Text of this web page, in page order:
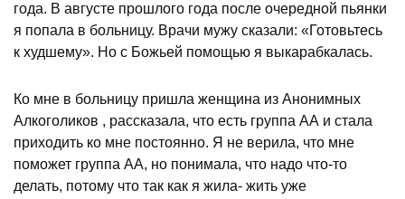
года. В августе прошлого года после очередной пьянки
я попала в больницу. Врачи мужу сказали: «Готовьтесь
к худшему». Но с Божьей помощью я выкарабкалась.
Ко мне в больницу пришла женщина из Анонимных
Алкоголиков , рассказала, что есть группа АА и стала
приходить ко мне постоянно. Я не верила, что мне
поможет группа АА, но понимала, что надо что-то
делать, потому что так как я жила- жить уже